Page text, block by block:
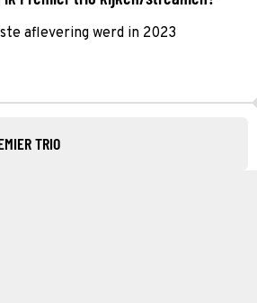
aflevering werd in 2023
TRIO